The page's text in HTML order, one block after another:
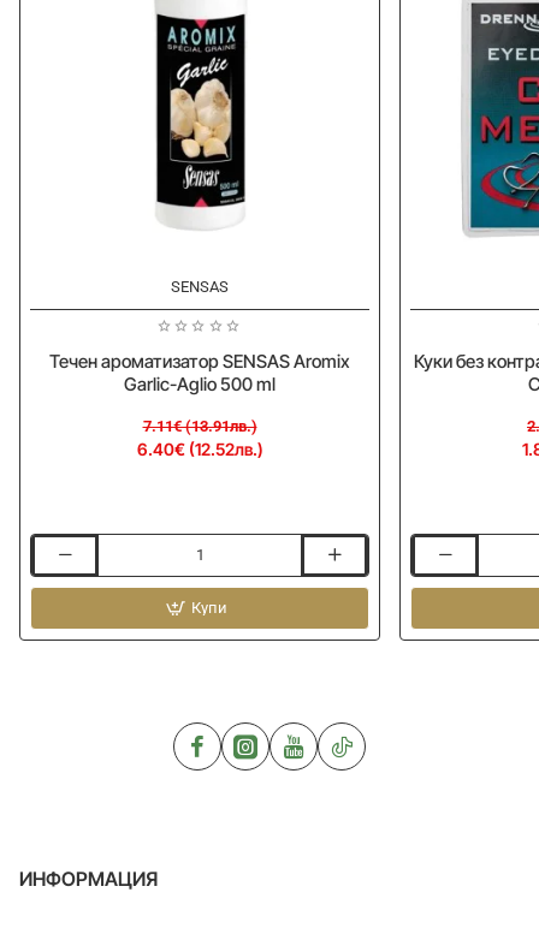
SENSAS
Течен ароматизатор SENSAS Aromix
Garlic-Aglio 500 ml
6.40€ (12.52лв.)
7.11€ (13.91лв.)
ароматизатор
Aromix
Купи
Куки без
без
DRENNAN
ИНФОРМАЦИЯ